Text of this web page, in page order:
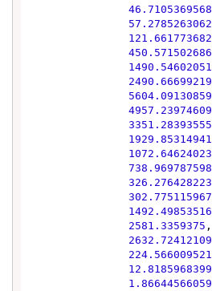
46.7105369568
57.2785263062
121.661773682
450.571502686
1490.54602051
2490.66699219
5604.09130859
4957.23974609
3351.28393555
1929.85314941
1072.64624023
738.969787598
326.276428223
302.775115967
1492.49853516
2581.3359375 ,
2632.72412109
224.566009521
12.8185968399
1.86644566059